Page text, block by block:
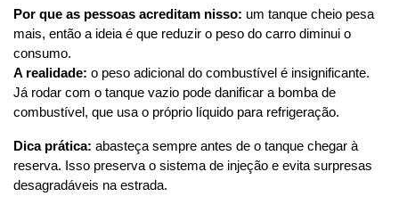
Por que as pessoas acreditam nisso: um tanque cheio pesa
mais, então a ideia é que reduzir o peso do carro diminui o
consumo.
A realidade: o peso adicional do combustível é insignificante.
Já rodar com o tanque vazio pode danificar a bomba de
combustível, que usa o próprio líquido para refrigeração.
Dica prática: abasteça sempre antes de o tanque chegar à
reserva. Isso preserva o sistema de injeção e evita surpresas
desagradáveis na estrada.